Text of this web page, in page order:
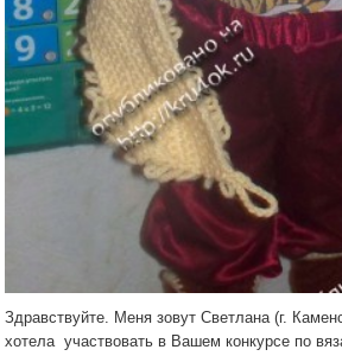
Здравствуйте. Меня зовут Светлана (г.
хотела участвовать в Вашем конкурсе по